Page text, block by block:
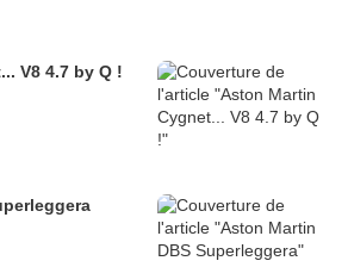
V8 4.7 by Q !